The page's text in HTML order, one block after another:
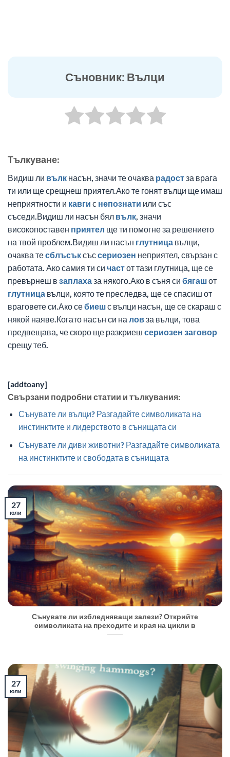
Съновник: Вълци
Tълкуване:
Видиш ли вълк насън, значи те очаква радостза врага
ти или ще срещнеш приятел.Ако те гонят вълци ще имаш
неприятности и кавги с непознати или със
съседи.Видиш ли насън бял вълк, значи
високопоставен приятел ще ти помогне за решението
на твой проблем.Видиш ли насън глутница вълци,
очаква тесблъсъксъссериозен неприятел, свързан с
работата. Ако самия ти си частот тази глутница, ще се
превърнеш в заплахаза някого.Ако в съня си бягашот
глутница вълци, която те преследва, ще се спасиш от
враговете си.Ако себиешс вълци насън, ще се скараш с
някой наяве.Когато насън си на ловза вълци, това
предвещава, че скоро ще разкриеш сериозен заговор
срещу теб.
[addtoany]
Свързани подробни статии и тълкувания:
Сънувате ли вълци? Разгадайте символиката на
инстинктите и лидерството в сънищата си
Сънувате ли диви животни? Разгадайте символиката
на инстинктите и свободата в сънищата
Сънувате ли избледняващи залези? Открийте
символиката на преходите и края на цикли в
27
юли
27
юли